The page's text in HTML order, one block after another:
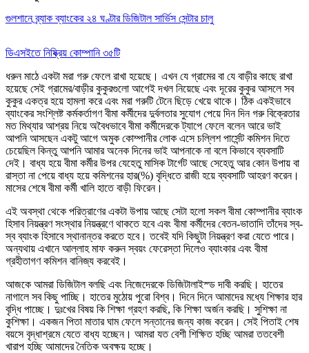
গুলশানে ব্র্যাক ব্যাংকের ২৪ ঘণ্টার ডিজিটাল সার্ভিস সেন্টার চালু
ডিএসইতে নিষ্ক্রিয় কোম্পানি ৩৫টি
ধরুন মাঠে একটা মরা গরু ফেলে রাখা হয়েছে। এখন যে গ্রামের বা যে বাড়ীর কাছে রাখা
হয়েছে সেই গ্রামের/বাড়ীর কুকুরগুলো আগেই দখল নিয়েছে এবং দূরের কুকুর আসলে সব
কুকুর একত্র হয়ে হামলা করে এবং মরা গরুটি টেনে ছিড়ে খেয়ে থাকে। ঠিক একইভাবে
ব্যাংকের সংশ্লিষ্ট কর্মকর্তাগণ বীমা কর্মীদের দুর্বলতার সুযোগ পেয়ে দিন দিন গরু বিক্রেতার
মত মিথ্যার আশ্রয় নিয়ে অবৈধভাবে বীমা কর্মীদেরকে ট্যাপে ফেলে বলেন আরে ভাই
আপনি আসছেন একটু আগে অমুক কোম্পানীর লোক এসে চল্লিশ পার্সেন্ট কমিশন দিতে
চেয়েছিল কিন্তু আপনি আমার অনেক দিনের ভাই আপনাকে না বলে কিভাবে ব্যবসাটি
দেই। বাধ্য হয়ে বীমা কর্মীর উপর যেহেতু মাসিক টার্গেট আছে সেহেতু আর কোন উপায় বা
রাস্তা না পেয়ে বাধ্য হয়ে কমিশনের হার(%) বৃদ্ধিতে রাজী হয়ে ব্যবসাটি আহরণ করেন।
মাসের শেষে বীমা কর্মী খালি হাতে বাড়ী ফিরেন।
এই অবস্থা থেকে পরিত্রাণের একটা উপায় আছে সেটা হলো সকল বীমা কোম্পানীর ব্যাংক
হিসাব নিয়ন্ত্রণ সংস্থার নিয়ন্ত্রণে থাকতে হবে এবং বীমা কর্মীদের বেতন-ভাতাদি তাঁদের স্ব-
স্ব ব্যাংক হিসাবে স্থানান্তর করতে হবে। তবেই যদি কিছুটা নিয়ন্ত্রণ করা যেতে পারে।
অন্যথায় এখানে আল্লাহ মাফ করুন স্বয়ং ফেরেস্তা দিলেও ব্যাংকার এবং বীমা
গ্রহীতাগণ কমিশন বানিজ্য করবেই।
আজকে আমরা ডিজিটাল বলছি এবং নিজেদেরকে ডিজিটালাইস্ড দাবী করছি। হাতের
নাগালে সব কিছু পাচ্ছি। হাতের মুঠোয় পুরো বিশ্ব। দিনে দিনে আমাদের মধ্যে শিক্ষার হার
বৃদ্ধি পাচ্ছে। দুঃখের বিষয় কি শিক্ষা গ্রহণ করছি, কি শিক্ষা অর্জন করছি। সুশিক্ষা না
কুশিক্ষা। একজন পিতা মাতার ঘাম ফেলে সন্তানের জন্য কাজ করেন। সেই পিতাই শেষ
বয়সে বৃদ্ধাশ্রমে যেতে বাধ্য হচ্ছেন। আমরা যত বেশী শিক্ষিত হচ্ছি আমরা ততবেশী
খারাপ হচ্ছি আমাদের নৈতিক অবক্ষয় হচ্ছে।